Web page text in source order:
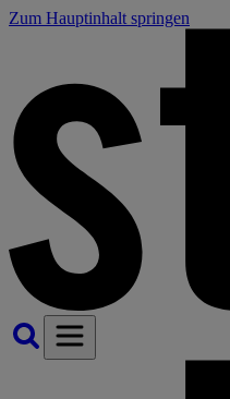
Zum Hauptinhalt springen